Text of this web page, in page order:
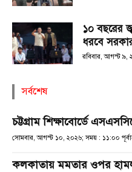
১০ বছরের
ধরবে সরকার
রবিবার, আগস্ট ৯,
সর্বশেষ
চট্টগ্রাম শিক্ষাবোর্ডে
সোমবার, আগস্ট ১০, ২০২৬; সময় : ১১:০০
কলকাতায় মমতার ওপর